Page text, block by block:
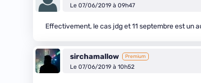
Le 07/06/2019 à 09h47
Effectivement, le cas jdg et 11 septembre est un
sirchamallow Premium
Le 07/06/2019 à 10h52